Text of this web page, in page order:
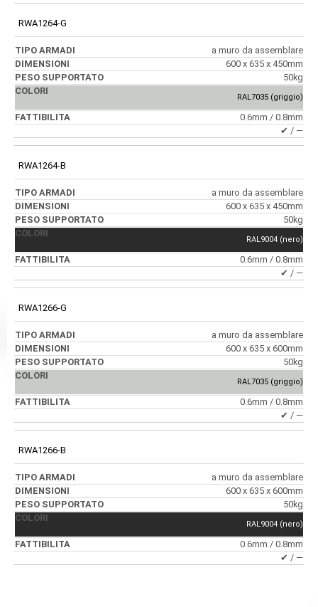
RWA1264-G
a muro da assemblare
600 x 635 x 450mm
50kg
RAL7035 (griggio)
0.6mm / 0.8mm
✔ / ―
RWA1264-B
a muro da assemblare
600 x 635 x 450mm
50kg
RAL9004 (nero)
0.6mm / 0.8mm
✔ / ―
RWA1266-G
a muro da assemblare
600 x 635 x 600mm
50kg
RAL7035 (griggio)
0.6mm / 0.8mm
✔ / ―
RWA1266-B
a muro da assemblare
600 x 635 x 600mm
50kg
RAL9004 (nero)
0.6mm / 0.8mm
✔ / ―